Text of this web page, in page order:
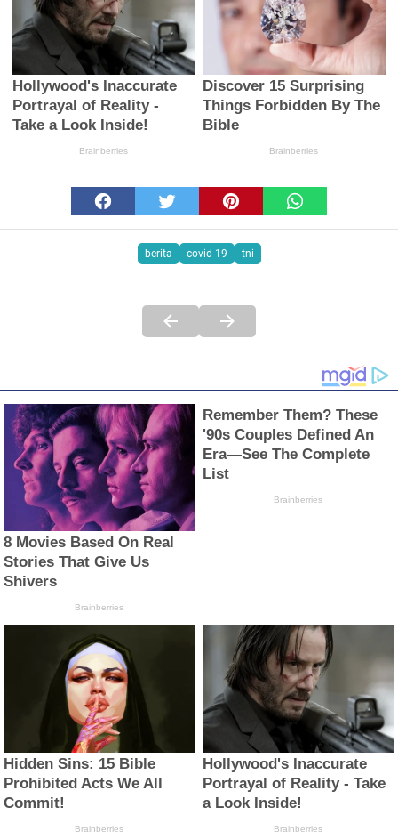
berita covid 19 tni